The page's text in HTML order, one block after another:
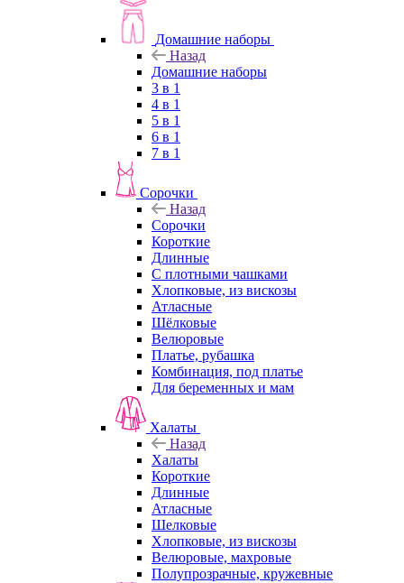
Домашние наборы
Назад
Домашние наборы
3 в 1
4 в 1
5 в 1
6 в 1
7 в 1
Сорочки
Назад
Сорочки
Короткие
Длинные
С плотными чашками
Хлопковые, из вискозы
Атласные
Шёлковые
Велюровые
Платье, рубашка
Комбинация, под платье
Для беременных и мам
Халаты
Назад
Халаты
Короткие
Длинные
Атласные
Шелковые
Хлопковые, из вискозы
Велюровые, махровые
Полупрозрачные, кружевные